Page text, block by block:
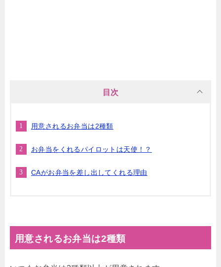
目次
用意されるお弁当は2種類
お弁当をくれるパイロットは天使！？
CAがお弁当を差し出してくれる理由
用意されるお弁当は2種類